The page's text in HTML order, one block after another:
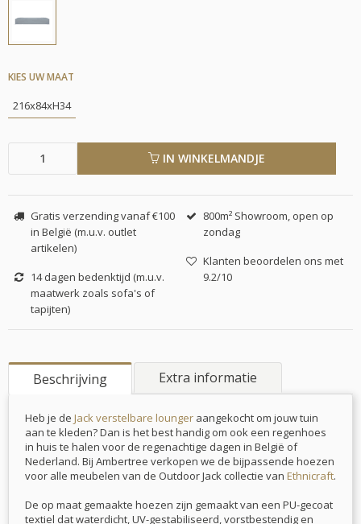
KIES UW MAAT
216x84xH34
IN WINKELMANDJE
Gratis verzending vanaf €100
in België (m.u.v. outlet
artikelen)
14 dagen bedenktijd (m.u.v.
maatwerk zoals sofa's of
tapijten)
800m² Showroom, open op
zondag
Klanten beoordelen ons met
9.2/10
Beschrijving Extra informatie
Heb je de Jack verstelbare lounger aangekocht om jouw tuin
aan te kleden? Dan is het best handig om ook een regenhoes
in huis te halen voor de regenachtige dagen in België of
Nederland. Bij Ambertree verkopen we de bijpassende hoezen
voor alle meubelen van de Outdoor Jack collectie van Ethnicraft.
De op maat gemaakte hoezen zijn gemaakt van een PU-gecoat
textiel dat waterdicht, UV-gestabiliseerd, vorstbestendig en